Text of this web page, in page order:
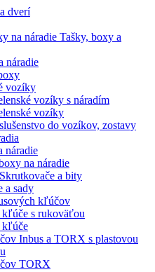
dverí
Tašky, boxy a
náradie
vozíky
vozíky s náradím
vozíky
do vozíkov, zostavy
náradie
na náradie
Skrutkovače a bity
a sady
kľúčov
kľúče s rukoväťou
kľúče
Inbus a TORX s plastovou
TORX